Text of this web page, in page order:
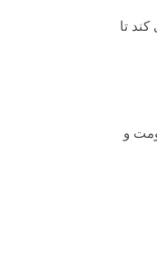
تا
و